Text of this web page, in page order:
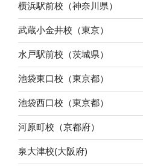
横浜駅前校（神奈川県）
武蔵小金井校（東京）
水戸駅前校（茨城県）
池袋東口校（東京都）
池袋西口校（東京都）
河原町校（京都府）
泉大津校(大阪府)